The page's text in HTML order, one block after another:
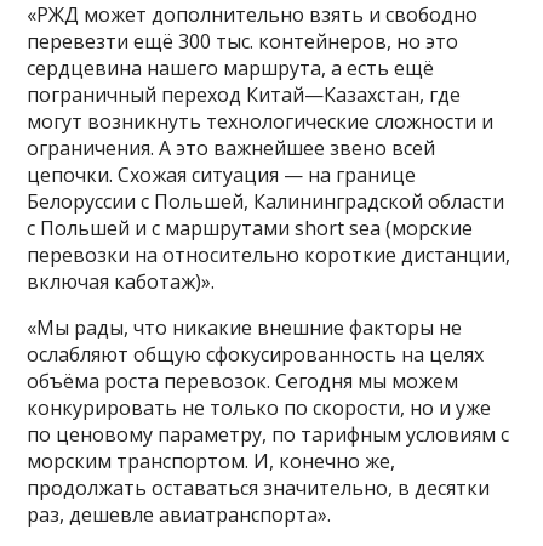
«РЖД может дополнительно взять и свободно
перевезти ещё 300 тыс. контейнеров, но это
сердцевина нашего маршрута, а есть ещё
пограничный переход Китай—Казахстан, где
могут возникнуть технологические сложности и
ограничения. А это важнейшее звено всей
цепочки. Схожая ситуация — на границе
Белоруссии с Польшей, Калининградской области
с Польшей и с маршрутами short sea (морские
перевозки на относительно короткие дистанции,
включая каботаж)».
«Мы рады, что никакие внешние факторы не
ослабляют общую сфокусированность на целях
объёма роста перевозок. Сегодня мы можем
конкурировать не только по скорости, но и уже
по ценовому параметру, по тарифным условиям с
морским транспортом. И, конечно же,
продолжать оставаться значительно, в десятки
раз, дешевле авиатранспорта».